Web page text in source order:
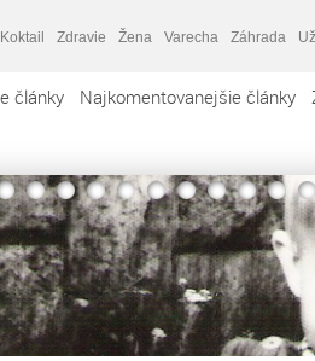
Koktail Zdravie Žena Varecha Záhrada
články Najkomentovanejšie články